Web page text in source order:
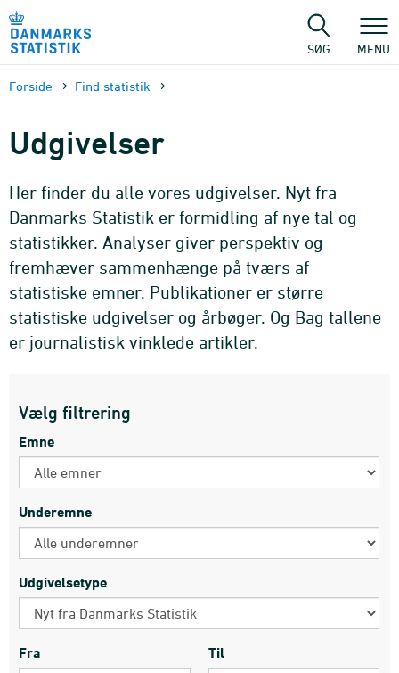
sidens
SØG MENU
Forside Find statistik
Udgivelser
Her finder du alle vores udgivelser. Nyt fra
Danmarks Statistik er formidling af nye tal og
statistikker. Analyser giver perspektiv og
fremhæver sammenhænge på tværs af
statistiske emner. Publikationer er større
statistiske udgivelser og årbøger. Og Bag tallene
er journalistisk vinklede artikler.
Vælg filtrering
Emne
Underemne
Udgivelsetype
Fra Til